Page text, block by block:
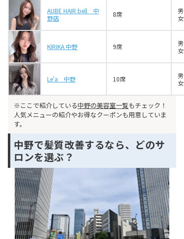
AUBE HAIR bell 中
野店
8席
KIRIKA 中野 9席
Le'a 中野 10席
※ここで紹介している中野の美容室一覧もチェック！
人気メニューの紹介やお得なクーポンも用意していま
す。
中野で髪質改善するなら、どのサ
ロンを選ぶ？